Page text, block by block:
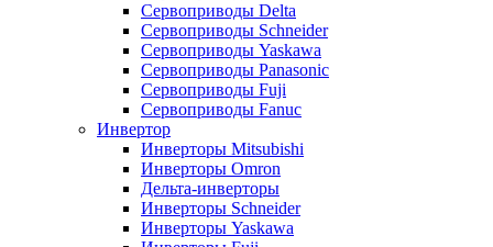
Сервоприводы Delta
Сервоприводы Schneider
Сервоприводы Yaskawa
Сервоприводы Panasonic
Сервоприводы Fuji
Сервоприводы Fanuc
Инвертор
Инверторы Mitsubishi
Инверторы Omron
Дельта-инверторы
Инверторы Schneider
Инверторы Yaskawa